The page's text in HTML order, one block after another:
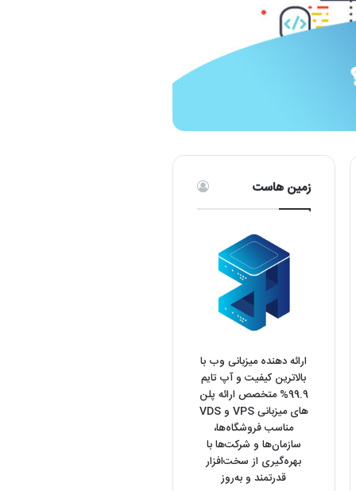
زمین هاست
ارائه دهنده میزبانی وب با
بالاترین کیفیت و آپ تایم
99.9% متخصص ارائه پلن
های میزبانی VPS و VDS
مناسب فروشگاه‌ها،
سازمان‌ها و شرکت‌ها با
بهره‌گیری از سخت‌افزار
قدرتمند و به‌روز